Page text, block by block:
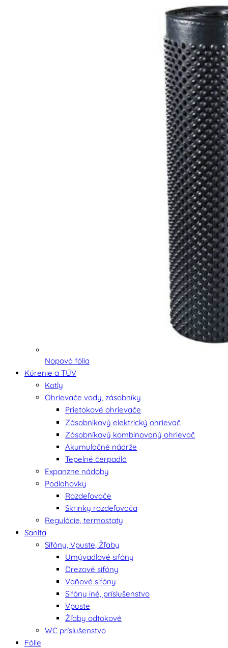
Nopová fólia
Kúrenie a TÚV
Kotly
Ohrievače vody, zásobníky
Prietokové ohrievače
Zásobnikový elektrický ohrievač
Zásobníkový kombinovaný ohrievač
Akumulačné nádrže
Tepelné čerpadlá
Expanzne nádoby
Podlahovky
Rozdeľovače
Skrinky rozdeľovača
Regulácie, termostaty
Sanita
Sifóny, Vpuste, Žľaby
Umývadlové sifóny
Drezové sifóny
Vaňové sifóny
Sifóny iné, príslušenstvo
Vpuste
Žľaby odtokové
WC príslušenstvo
Fólie